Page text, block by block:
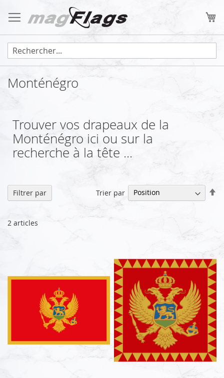
au
contenu
Monténégro
Trouver vos drapeaux de la
Monténégro ici ou sur la
recherche à la tête ...
2 articles
Trier par
Filtrer par